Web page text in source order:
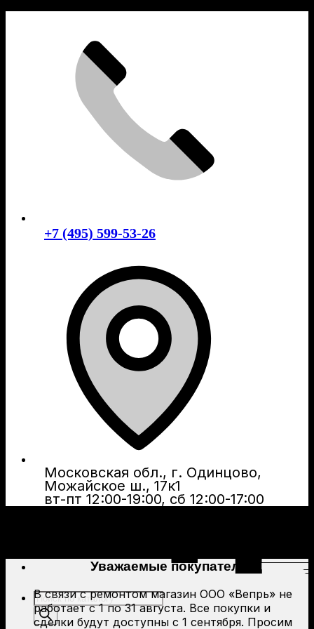
+7 (495) 599-53-26
Московская обл., г. Одинцово,
Можайское ш., 17к1
вт-пт 12:00-19:00, сб 12:00-17:00
Поиск
товаров
Уважаемые покупатели!
В связи с ремонтом магазин ООО «Вепрь» не
работает с 1 по 31 августа. Все покупки и
сделки будут доступны с 1 сентября. Просим